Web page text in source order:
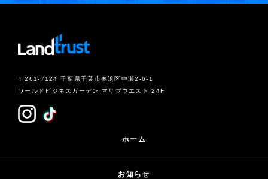
〒261-7124 千葉県千葉市美浜区中瀬2-6-1
ワールドビジネスガーデン マリブウエスト 24F
ホーム
お知らせ